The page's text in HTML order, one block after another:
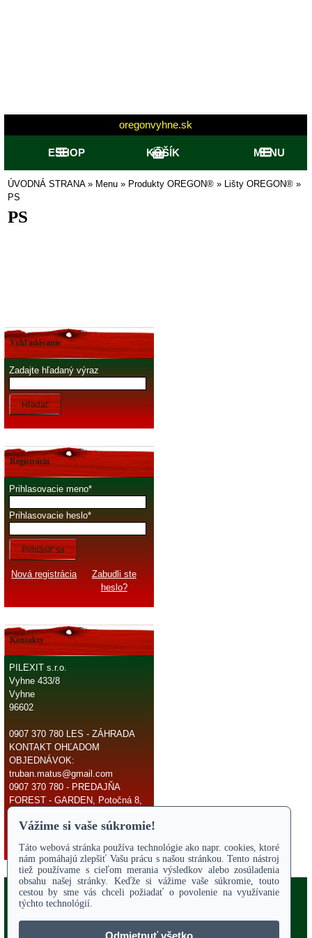
oregonvyhne.sk
ESHOP KOŠÍK MENU
ÚVODNÁ STRANA» Menu » Produkty OREGON® » Lišty OREGON® »
PS
PS
Vyhľadávanie
Zadajte hľadaný výraz
Hľadať
Registrácia
Prihlasovacie meno
Prihlasovacie heslo
Prihlásiť sa
Nová registrácia
Zabudli ste
heslo?
Kontakty
PILEXIT s.r.o.
Vyhne 433/8
Vyhne
96602
0907 370 780 LES - ZÁHRADA
KONTAKT OHĽADOM
OBJEDNÁVOK:
truban.matus@gmail.com
0907 370 780 - PREDAJŇA
FOREST - GARDEN, Potočná 8,
Copyright 2017Odstúpiť od zmluvy
ÚVODNÁ STRANA